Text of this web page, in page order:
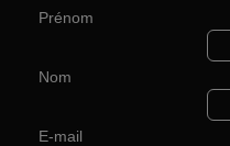
Prénom
Nom
E-mail